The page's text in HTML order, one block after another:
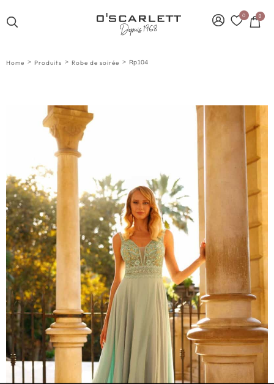
0 0
Home > Produits > Robe de soirée > Rp104